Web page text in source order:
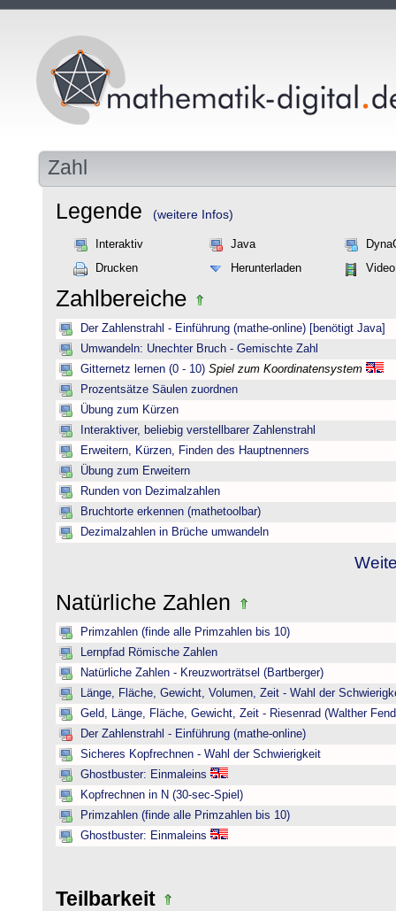
Zahl
Legende (weitere Infos)
Interaktiv Java
Drucken
Herunterladen Video
Zahlbereiche
Der Zahlenstrahl - Einführung (mathe-online) [benötigt Java]
Umwandeln: Unechter Bruch - Gemischte Zahl
Gitternetz lernen (0 - 10) Spiel zum Koordinatensystem
Prozentsätze Säulen zuordnen
Übung zum Kürzen
Interaktiver, beliebig verstellbarer Zahlenstrahl
Erweitern, Kürzen, Finden des Hauptnenners
Übung zum Erweitern
Runden von Dezimalzahlen
Bruchtorte erkennen (mathetoolbar)
Dezimalzahlen in Brüche umwandeln
Natürliche Zahlen
Primzahlen (finde alle Primzahlen bis 10)
Lernpfad Römische Zahlen
Natürliche Zahlen - Kreuzworträtsel (Bartberger)
Länge, Fläche, Gewicht, Volumen, Zeit - Wahl der
Geld, Länge, Fläche, Gewicht, Zeit - Riesenrad (Walther
Der Zahlenstrahl - Einführung (mathe-online)
Sicheres Kopfrechnen - Wahl der Schwierigkeit
Ghostbuster: Einmaleins
Kopfrechnen in N (30-sec-Spiel)
Primzahlen (finde alle Primzahlen bis 10)
Ghostbuster: Einmaleins
Teilbarkeit